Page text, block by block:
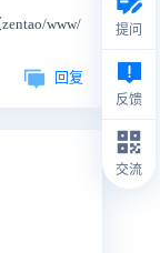
www/
回复
提问
反馈
交流